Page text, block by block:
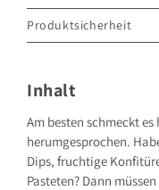
Produktsicherheit
81675 München
Deutschland
Sicherheitshinweis
entbehrlich
Inhalt
Am besten schmeckt
herumgesprochen.
Dips, fruchtige
Pasteten? Dann